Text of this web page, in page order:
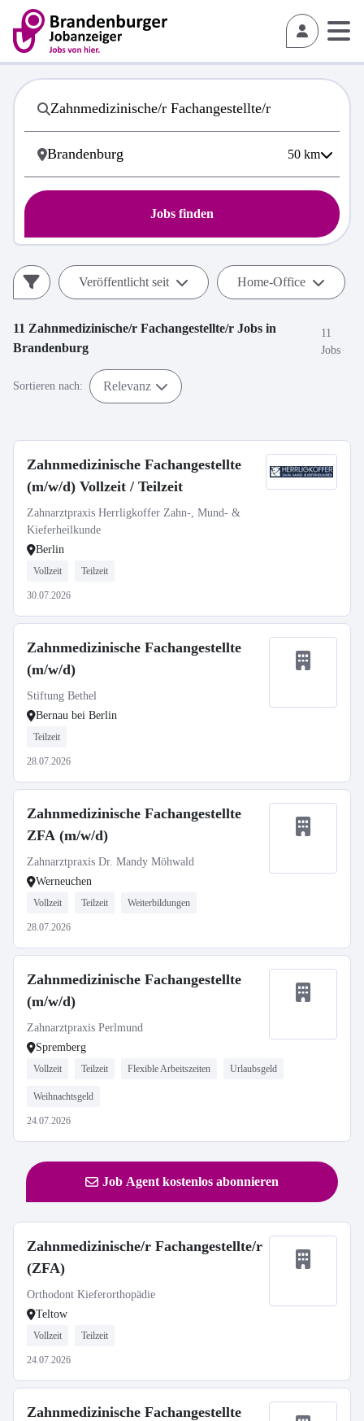
50 km
Jobs finden
Veröffentlicht seit Home-Office
11 Zahnmedizinische/r Fachangestellte/r Jobs in
Brandenburg
11
Jobs
Sortieren nach: Relevanz
Zahnmedizinische Fachangestellte
(m/w/d) Vollzeit / Teilzeit
Zahnarztpraxis Herrligkoffer Zahn-, Mund- &
Kieferheilkunde
Berlin
Vollzeit Teilzeit
30.07.2026
Zahnmedizinische Fachangestellte
(m/w/d)
Stiftung Bethel
Bernau bei Berlin
Teilzeit
28.07.2026
Zahnmedizinische Fachangestellte
ZFA (m/w/d)
Zahnarztpraxis Dr. Mandy Möhwald
Werneuchen
Vollzeit Teilzeit Weiterbildungen
28.07.2026
Zahnmedizinische Fachangestellte
(m/w/d)
Zahnarztpraxis Perlmund
Spremberg
Vollzeit Teilzeit Flexible Arbeitszeiten Urlaubsgeld
Weihnachtsgeld
24.07.2026
Job Agent kostenlos abonnieren
Zahnmedizinische/r Fachangestellte/r
(ZFA)
Orthodont Kieferorthopädie
Teltow
Vollzeit Teilzeit
24.07.2026
Zahnmedizinische Fachangestellte